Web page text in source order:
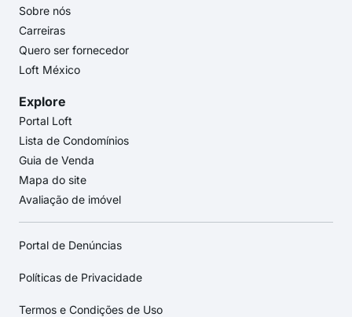
Sobre nós
Carreiras
Quero ser fornecedor
Loft México
Explore
Portal Loft
Lista de Condomínios
Guia de Venda
Mapa do site
Avaliação de imóvel
Portal de Denúncias
Políticas de Privacidade
Termos e Condições de Uso